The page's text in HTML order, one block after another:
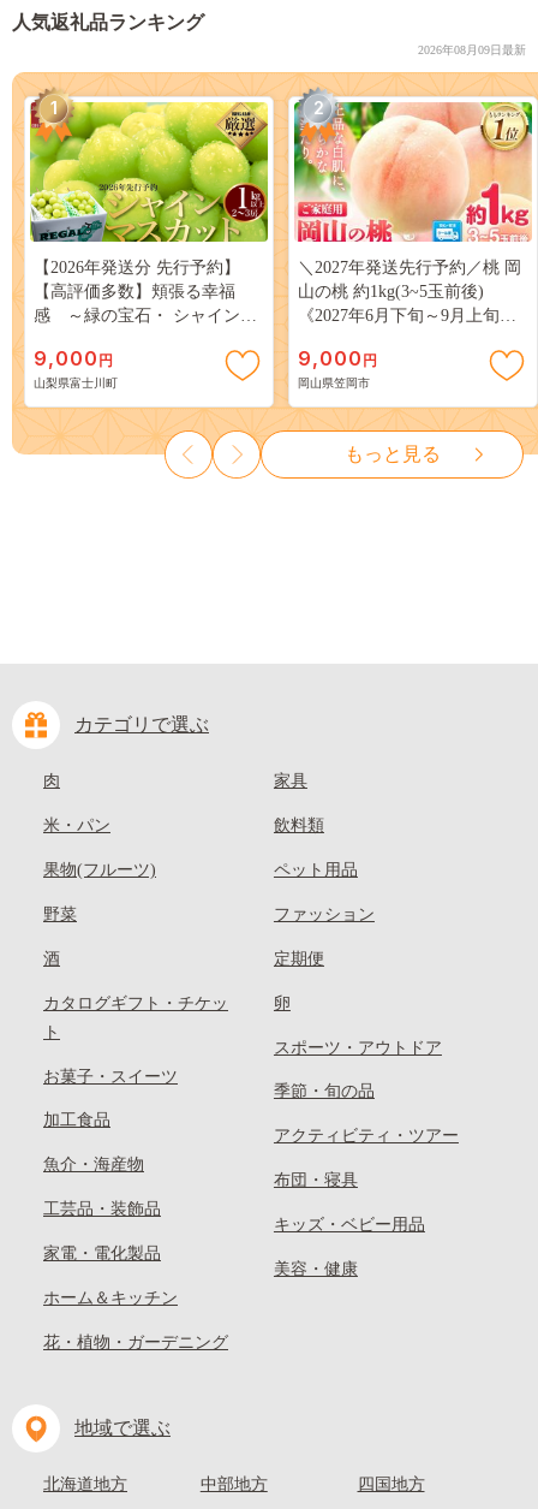
人気返礼品ランキング
2026年08月09日最新
1
【2026年発送分 先行予約】
【高評価多数】頬張る幸福
感 ～緑の宝石・ シャインマ
３房） フルーツ 山梨県産 果
物 くだもの シャイン マスカ
ット ぶどう ブドウ 葡萄 大粒
種なし 先行予約 富士川町
10000円 一万円 9000円 九千円
9,000 円
山梨県富士川町
2
＼2027年発送先行予約／桃 岡
山の桃 約1kg(3~5玉前後)
《2027年6月下旬～9月上旬頃
岡山 はくとう スイーツ フル
ーツ 果物 デザート 旬 モモ も
も 先行予約 送料無料 果物 岡
山県 笠岡市 清水白桃 白鳳 白
麗 クール便---
kasaoka_zsy_419_100---
9,000 円
岡山県笠岡市
もっと見る
カテゴリで選ぶ
肉
米・パン
果物(フルーツ)
野菜
酒
カタログギフト・チケッ
ト
お菓子・スイーツ
加工食品
魚介・海産物
工芸品・装飾品
家電・電化製品
ホーム＆キッチン
花・植物・ガーデニング
家具
飲料類
ペット用品
ファッション
定期便
卵
スポーツ・アウトドア
季節・旬の品
アクティビティ・ツアー
布団・寝具
キッズ・ベビー用品
美容・健康
地域で選ぶ
北海道地方 中部地方 四国地方